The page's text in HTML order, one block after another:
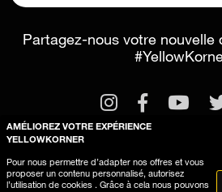
Mentions légalesConditions
Utilisation des
AMÉLIOREZ VOTRE EXPÉRIENCE
YELLOWKORNER
Pour nous permettre d’adapter nos offres et vous
proposer un contenu personnalisé, autorisez
l’utilisation de cookies . Grâce à cela nous pouvons